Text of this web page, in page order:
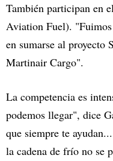
También participan en
Aviation Fuel).
en sumarse al
Martinair Cargo".
La competencia es
podemos llegar", dice
que siempre te
la cadena de frío no se